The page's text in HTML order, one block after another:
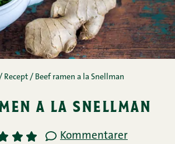
Recept / Beef ramen a la Snellman
a la snellman
3 4 5 Kommentarer